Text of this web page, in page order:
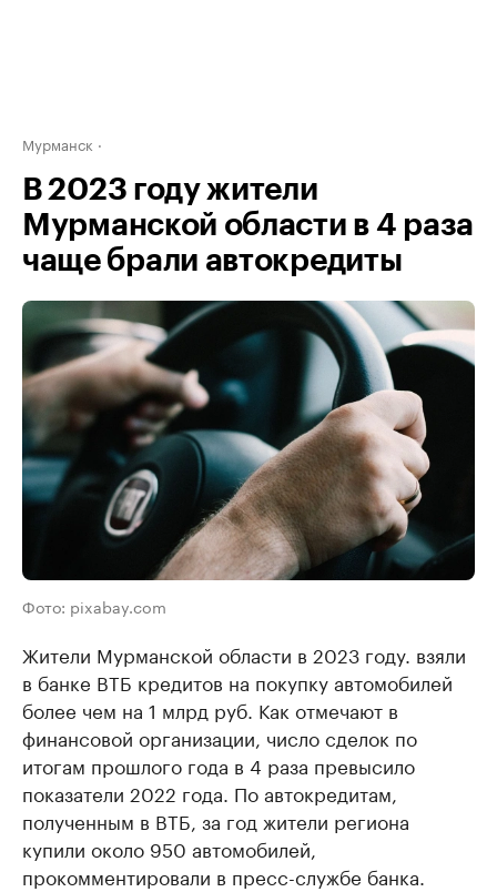
Мурманск
В 2023 году жители
Мурманской области в 4 раза
чаще брали автокредиты
Фото: pixabay.com
Жители Мурманской области в 2023 году. взяли
в банке ВТБ кредитов на покупку автомобилей
более чем на 1 млрд руб. Как отмечают в
финансовой организации, число сделок по
итогам прошлого года в 4 раза превысило
показатели 2022 года. По автокредитам,
полученным в ВТБ, за год жители региона
купили около 950 автомобилей,
прокомментировали в пресс-службе банка.